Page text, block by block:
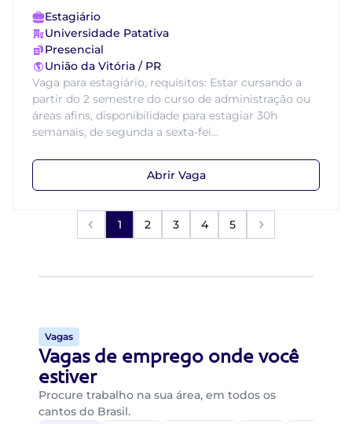
Estagiário
Universidade Patativa
Presencial
União da Vitória / PR
Vaga para estagiário, requisitos: Estar cursando a
partir do 2 semestre do curso de administração ou
áreas afins, disponibilidade para estagiar 30h
semanais, de segunda a sexta-fei...
Abrir Vaga
1 2 3 4 5
Vagas
Vagas de emprego onde você
estiver
Procure trabalho na sua área, em todos os
cantos do Brasil.